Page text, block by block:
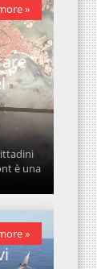
è una
»
»